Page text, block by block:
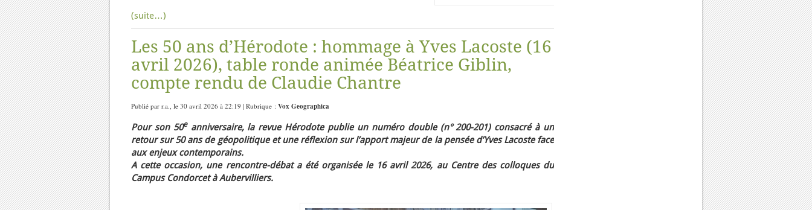
(suite…)
Les 50 ans d’Hérodote : hommage à Yves Lacoste (16
avril 2026), table ronde animée Béatrice Giblin,
compte rendu de Claudie Chantre
Publié par r.a., le 30 avril 2026 à 22:19 | Rubrique : Vox Geographica
Pour son 50eanniversaire, la revue Hérodote publie un numéro double (n° 200-201) consacré à un
retour sur 50 ans de géopolitique et une réflexion sur l’apport majeur de la pensée d’Yves Lacoste face
aux enjeux contemporains.
A cette occasion, une rencontre-débat a été organisée le 16 avril 2026, au Centre des colloques du
Campus Condorcet à Aubervilliers.